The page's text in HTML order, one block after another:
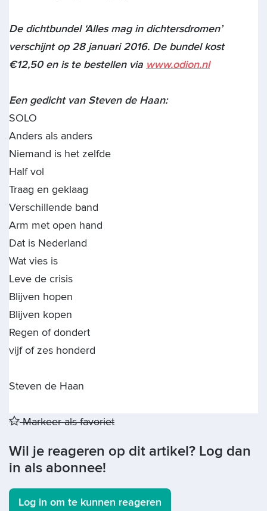
De dichtbundel ‘Alles mag in dichtersdromen’
verschijnt op 28 januari 2016. De bundel kost
€12,50 en is te bestellen via www.odion.nl
Een gedicht van Steven de Haan:
SOLO
Anders als anders
Niemand is het zelfde
Half vol
Traag en geklaag
Verschillende band
Arm met open hand
Dat is Nederland
Wat vies is
Leve de crisis
Blijven hopen
Blijven kopen
Regen of dondert
vijf of zes honderd
Steven de Haan
Markeer als favoriet
Wil je reageren op dit artikel? Log dan
in als abonnee!
Log in om te kunnen reageren